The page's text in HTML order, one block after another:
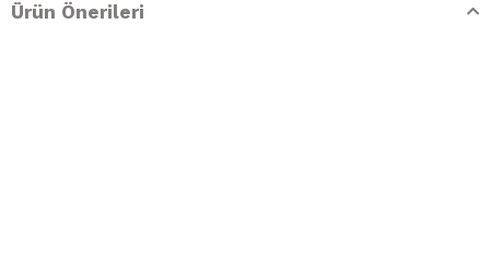
Bedenler: 85C, 90C, 95C, 100C
Ürün Önerileri